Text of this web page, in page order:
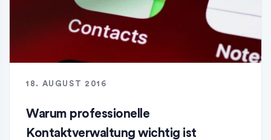
18. AUGUST 2016
Warum professionelle
Kontaktverwaltung wichtig ist